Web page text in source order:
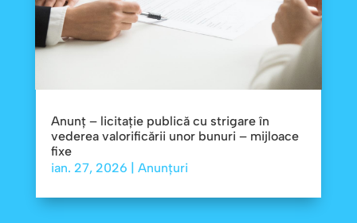
Anunț – licitație publică cu strigare în
vederea valorificării unor bunuri – mijloace
fixe
ian. 27, 2026 | Anunțuri